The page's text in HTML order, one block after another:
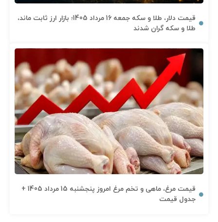
قیمت دلار، طلا و سکه جمعه 16 مرداد 1405؛ بازار ارز ثابت ماند،
طلا و سکه گران شدند
قیمت مرغ، ماهی و تخم مرغ امروز پنجشنبه 15 مرداد 1405 +
جدول قیمت